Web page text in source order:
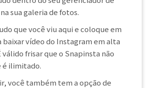
sua galeria de fotos.
que você viu aqui e coloque em
baixar vídeo do Instagram em alta
válido frisar que o Snapinsta não
é ilimitado.
você também tem a opção de